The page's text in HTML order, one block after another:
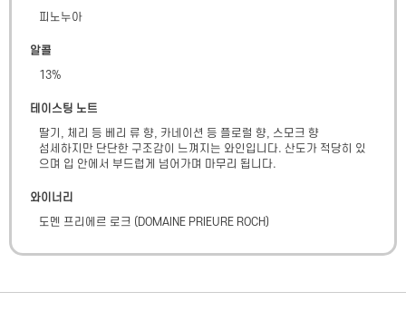
피노누아
알콜
13%
테이스팅 노트
딸기, 체리 등 베리 류 향, 카네이션 등 플로럴 향, 스모크 향
섬세하지만 단단한 구조감이 느껴지는 와인입니다. 산도가 적당히 있
으며 입 안에서 부드럽게 넘어가며 마무리 됩니다.
와이너리
도멘 프리에르 로크 ( DOMAINE PRIEURE ROCH)